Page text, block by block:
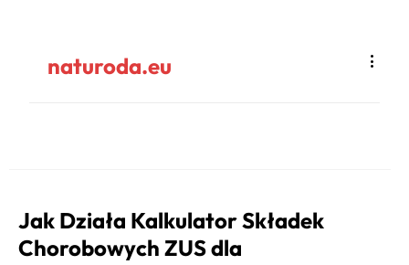
naturoda.eu
Najlepsze piosenki o witaminach
Jak Działa Kalkulator Składek
Chorobowych ZUS dla